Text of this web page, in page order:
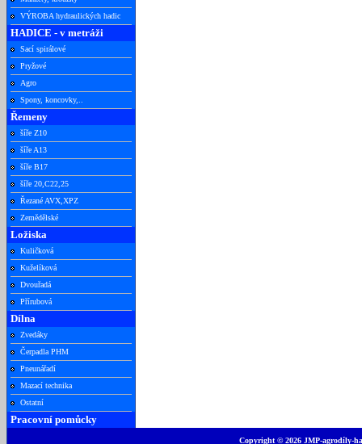
VÝROBA hydraulických hadic
HADICE - v metráži
Sací spirálové
Pryžové
Agro
Spony, koncovky,..
Řemeny
šíře Z10
šíře A13
šíře B17
šíře 20,C22,25
Řezané AVX,XPZ
Zemědělské
Ložiska
Kuličková
Kuželíková
Dvouřadá
Přírubová
Dílna
Zvedáky
Čerpadla PHM
Pneunářadí
Mazací technika
Ostatní
Pracovní pomůcky
Copyright © 2026 JMP-agrodíly-